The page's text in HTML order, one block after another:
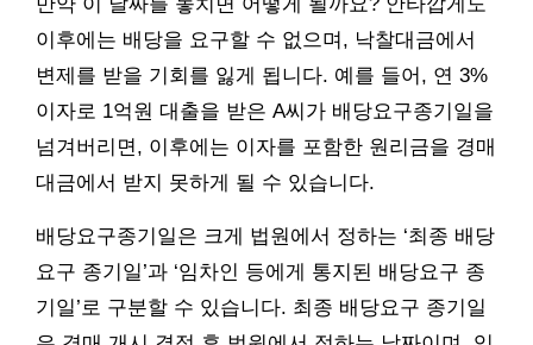
이후에는 배당을 요구할 수 없으며, 낙찰대금에서
변제를 받을 기회를 잃게 됩니다. 예를 들어, 연 3%
이자로 1억원 대출을 받은 A씨가 배당요구종기일을
넘겨버리면, 이후에는 이자를 포함한 원리금을 경매
대금에서 받지 못하게 될 수 있습니다.
배당요구종기일은 크게 법원에서 정하는 ‘최종 배당
요구 종기일’과 ‘임차인 등에게 통지된 배당요구 종
기일’로 구분할 수 있습니다. 최종 배당요구 종기일